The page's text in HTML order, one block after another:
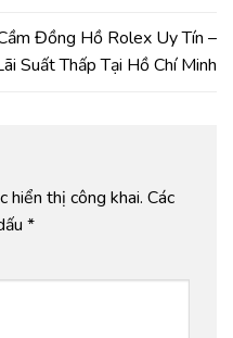
Đồng Hồ Rolex Uy Tín –
Suất Thấp Tại Hồ Chí Minh
hiển thị công khai. Các
*